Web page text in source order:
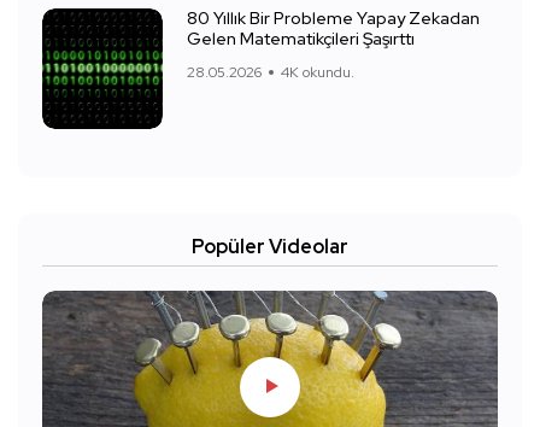
80 Yıllık Bir Probleme Yapay Zekadan
Gelen Matematikçileri Şaşırttı
28.05.2026 4K okundu.
Popüler Videolar